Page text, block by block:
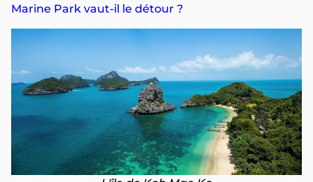
Marine Park vaut-il le détour ?